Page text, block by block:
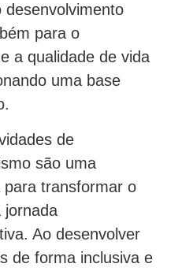
para o
a qualidade de vida
uma base
de
são uma
transformar o
jornada
Ao desenvolver
de forma inclusiva e